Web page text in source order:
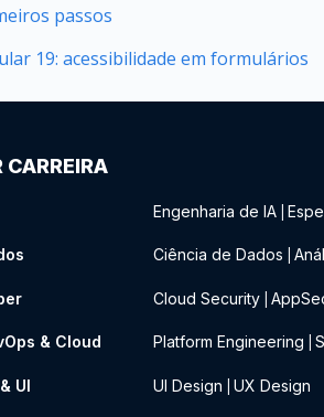
passos
19: acessibilidade em formulários
CARREIRA
Engenharia de IA
Ciência de Dados
Cloud Security
& Cloud Platform Engineering
UI UI Design UX Design